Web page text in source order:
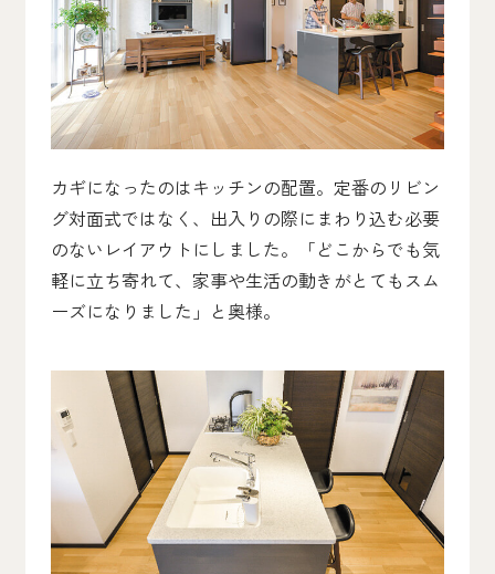
カギになったのはキッチンの配置。定番のリビン
グ対面式ではなく、出入りの際にまわり込む必要
のないレイアウトにしました。「どこからでも気
軽に立ち寄れて、家事や生活の動きがとてもスム
ーズになりました」と奥様。